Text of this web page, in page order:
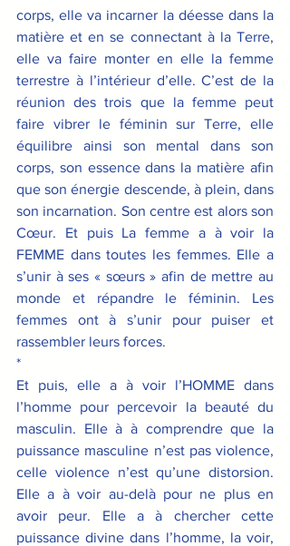
corps, elle va incarner la déesse dans la
matière et en se connectant à la Terre,
elle va faire monter en elle la femme
terrestre à l’intérieur d’elle. C’est de la
réunion des trois que la femme peut
faire vibrer le féminin sur Terre, elle
équilibre ainsi son mental dans son
corps, son essence dans la matière afin
que son énergie descende, à plein, dans
son incarnation. Son centre est alors son
Cœur. Et puis La femme a à voir la
FEMME dans toutes les femmes. Elle a
s’unir à ses « sœurs » afin de mettre au
monde et répandre le féminin. Les
femmes ont à s’unir pour puiser et
rassembler leurs forces.
*
Et puis, elle a à voir l’HOMME dans
l’homme pour percevoir la beauté du
masculin. Elle à à comprendre que la
puissance masculine n’est pas violence,
celle violence n’est qu’une distorsion.
Elle a à voir au-delà pour ne plus en
avoir peur. Elle a à chercher cette
puissance divine dans l’homme, la voir,